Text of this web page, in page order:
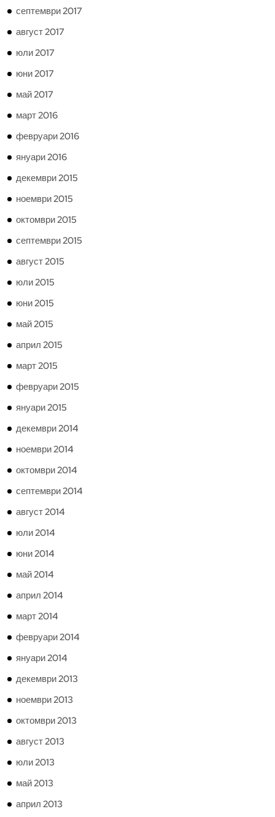
септември 2017
август 2017
юли 2017
юни 2017
май 2017
март 2016
февруари 2016
януари 2016
декември 2015
ноември 2015
октомври 2015
септември 2015
август 2015
юли 2015
юни 2015
май 2015
април 2015
март 2015
февруари 2015
януари 2015
декември 2014
ноември 2014
октомври 2014
септември 2014
август 2014
юли 2014
юни 2014
май 2014
април 2014
март 2014
февруари 2014
януари 2014
декември 2013
ноември 2013
октомври 2013
август 2013
юли 2013
май 2013
април 2013